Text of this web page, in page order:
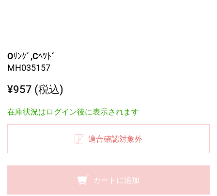
Oﾘﾝｸﾞ,Cﾍﾂﾄﾞ
MH035157
¥957 (税込)
在庫状況はログイン後に表示されます
適合確認対象外
カートに追加